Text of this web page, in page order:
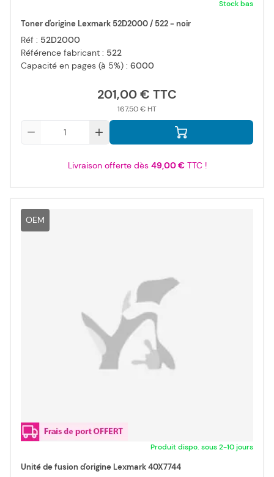
Stock bas
Toner d'origine Lexmark 52D2000 / 522 - noir
Réf : 52D2000
Référence fabricant : 522
Capacité en pages (à 5%) : 6000
201,00 €
167,50 €
Livraison offerte dès 49,00 €TTC !
OEM
Produit dispo. sous 2-10 jours
Unité de fusion d'origine Lexmark 40X7744